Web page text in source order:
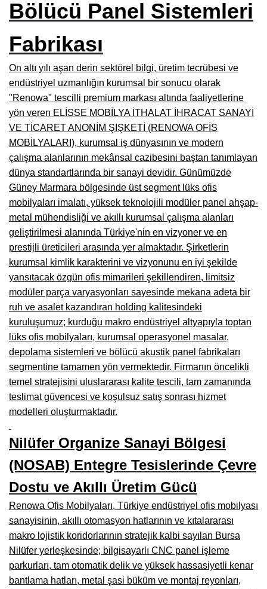
Burdur Mobilya İmalatçıları, Fabrikaları, Mağazaları
Eskişehir Mobilyacılar, Mobilya Mağazaları, Firmaları
Isparta Mobilyacılar, Mobilya Mağazaları, Fabrikaları
Çankırı Mobilyacılar, Mobilya Mağazaları, İmalatçıları
Mersin Mobilyacılar, Mobilya Mağazaları, Üreticileri
Antalya Mobilyacıları, Mobilya Mağazaları, Firmaları
Bolu Mobilyacılar, Mobilya Mağazaları, İmalatçıları
Kırklareli Mobilyacılar, Mobilya Firmaları, Mağazaları
Muğla Mobilyacılar, Mobilya Mağazaları, İmalatçıları
Kastamonu Mobilya Mağazaları, Firmaları
Sakarya Mobilyacılar, Mobilya Mağazaları, İmalatçıları
Manisa Mobilyacılar, Mobilya Fabrikaları, Mağazaları
Osmaniye Mobilyacılar, Mobilya Mağazaları, İmalatçıları
Düzce Mobilyacılar, Mobilya Mağazaları, Fabrikaları
Samsun Mobilyacıları, Mobilya Fabrikaları, Mağazaları
Balıkesir Mobilya Mağazaları, Fabrikaları, İmalatçıları
Kahramanmaraş Mobilya İmalatçıları, Mağazaları, Fabrikaları
Mardin Mobilyacılar, Mağazaları, İmalatçıları
Diyarbakır Mobilyacılar, Mobilya Firmaları, İmalatçıları
Şanlıurfa Mobilyacılar, Mobilya Mağazaları, Firmaları
Trabzon Mobilyacılar, Mobilya İmalatçıları, Mağazaları
Erzurum Mobilyacılar, Mobilya İmalatçıları, Mağazaları
Afyon Mobilyacılar, Mobilya Mağazaları, İmalatçıları
Çanakkale Mobilyacılar, Mobilya Fabrikaları, Mağazaları
Karabağlar Mobilyacıları, Mobilya İmalatçıları, Firmaları
Bölücü Panel Sistemleri
Fabrikası
On altı yılı aşan derin sektörel bilgi, üretim tecrübesi ve
endüstriyel uzmanlığın kurumsal bir sonucu olarak
"Renowa" tescilli premium markası altında faaliyetlerine
yön veren ELİSSE MOBİLYA İTHALAT İHRACAT SANAYİ
VE TİCARET ANONİM ŞIŞKETİ (RENOWA OFİS
MOBİLYALARI), kurumsal iş dünyasının ve modern
çalışma alanlarının mekânsal cazibesini baştan tanımlayan
dünya standartlarında bir sanayi devidir. Günümüzde
Güney Marmara bölgesinde üst segment lüks ofis
mobilyaları imalatı, yüksek teknolojili modüler panel ahşap-
metal mühendisliği ve akıllı kurumsal çalışma alanları
geliştirilmesi alanında Türkiye'nin en vizyoner ve en
prestijli üreticileri arasında yer almaktadır. Şirketlerin
kurumsal kimlik karakterini ve vizyonunu en iyi şekilde
yansıtacak özgün ofis mimarileri şekillendiren, limitsiz
modüler parça varyasyonları sayesinde mekana adeta bir
ruh ve asalet kazandıran holding kalitesindeki
kuruluşumuz; kurduğu makro endüstriyel altyapıyla toptan
lüks ofis mobilyaları, kurumsal operasyonel masalar,
depolama sistemleri ve bölücü akustik panel fabrikaları
segmentine tamamen yön vermektedir. Firmanın öncelikli
temel stratejisini uluslararası kalite tescili, tam zamanında
teslimat güvencesi ve koşulsuz satış sonrası hizmet
modelleri oluşturmaktadır.
Nilüfer Organize Sanayi Bölgesi
(NOSAB) Entegre Tesislerinde Çevre
Dostu ve Akıllı Üretim Gücü
Renowa Ofis Mobilyaları, Türkiye endüstriyel ofis mobilyası
sanayisinin, akıllı otomasyon hatlarının ve kıtalararası
makro lojistik koridorlarının stratejik kalbi sayılan Bursa
Nilüfer yerleşkesinde; bilgisayarlı CNC panel işleme
parkurları, tam otomatik delik ve yüksek hassasiyetli kenar
bantlama hatları, metal şasi büküm ve montaj reyonları,